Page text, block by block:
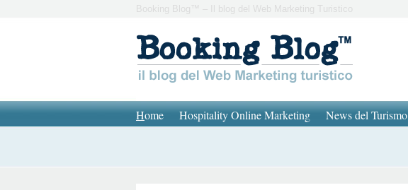
Booking Blog™ – Il blog del Web Marketing Turistico
Home Hospitality Online Marketing News del Turismo